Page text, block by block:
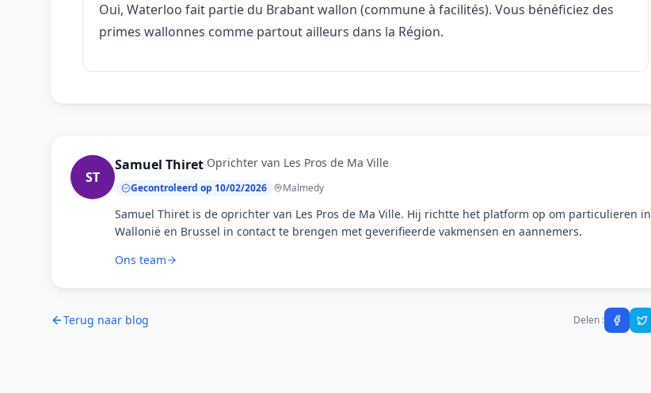
Oui, Waterloo fait partie du Brabant wallon (commune à facilités). Vous bénéficiez des
primes wallonnes comme partout ailleurs dans la Région.
ST
Samuel Thiret·Oprichter van Les Pros de Ma Ville
Gecontroleerd op 10/02/2026 Malmedy
Samuel Thiret is de oprichter van Les Pros de Ma Ville. Hij richtte het platform op om particulieren in
Wallonië en Brussel in contact te brengen met geverifieerde vakmensen en aannemers.
Ons team
Terug naar blog Delen :